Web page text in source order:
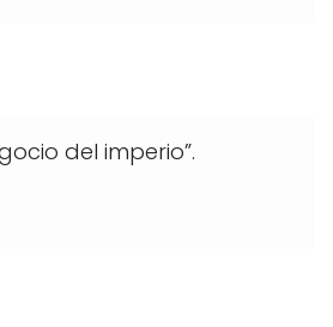
del imperio”.